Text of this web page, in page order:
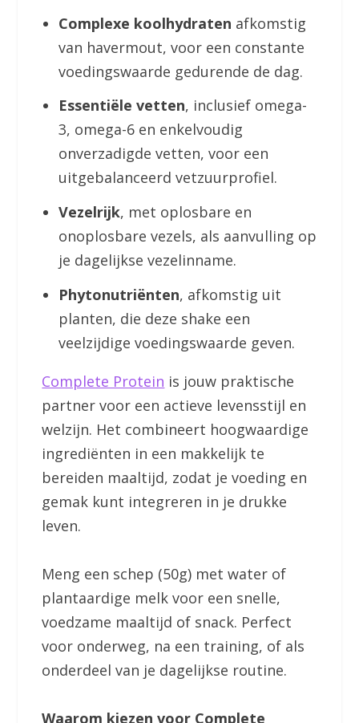
Complexe koolhydraten afkomstig
van havermout, voor een constante
voedingswaarde gedurende de dag.
Essentiële vetten, inclusief omega-
3, omega-6 en enkelvoudig
onverzadigde vetten, voor een
uitgebalanceerd vetzuurprofiel.
Vezelrijk, met oplosbare en
onoplosbare vezels, als aanvulling op
je dagelijkse vezelinname.
Phytonutriënten, afkomstig uit
planten, die deze shake een
veelzijdige voedingswaarde geven.
Complete Protein is jouw praktische
partner voor een actieve levensstijl en
welzijn. Het combineert hoogwaardige
ingrediënten in een makkelijk te
bereiden maaltijd, zodat je voeding en
gemak kunt integreren in je drukke
leven.
Meng een schep (50g) met water of
plantaardige melk voor een snelle,
voedzame maaltijd of snack. Perfect
voor onderweg, na een training, of als
onderdeel van je dagelijkse routine.
Waarom kiezen voor Complete